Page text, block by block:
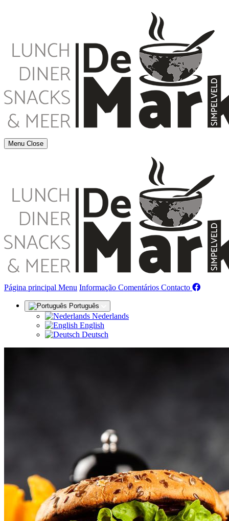
Menu Close
Página principal (actual)
Menu Informação Comentários Contacto
Português
Nederlands
English
Deutsch